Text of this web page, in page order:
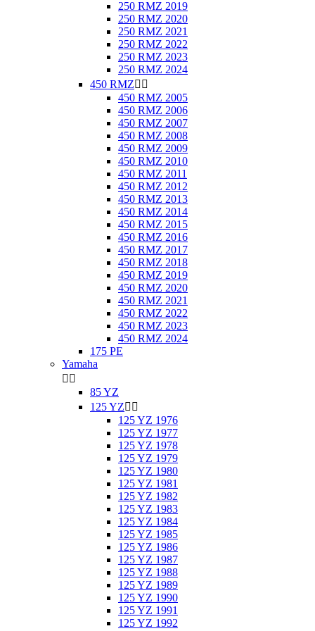
250 RMZ 2019
250 RMZ 2020
250 RMZ 2021
250 RMZ 2022
250 RMZ 2023
250 RMZ 2024
450 RMZ 
450 RMZ 2005
450 RMZ 2006
450 RMZ 2007
450 RMZ 2008
450 RMZ 2009
450 RMZ 2010
450 RMZ 2011
450 RMZ 2012
450 RMZ 2013
450 RMZ 2014
450 RMZ 2015
450 RMZ 2016
450 RMZ 2017
450 RMZ 2018
450 RMZ 2019
450 RMZ 2020
450 RMZ 2021
450 RMZ 2022
450 RMZ 2023
450 RMZ 2024
175 PE
Yamaha
 
85 YZ
125 YZ 
125 YZ 1976
125 YZ 1977
125 YZ 1978
125 YZ 1979
125 YZ 1980
125 YZ 1981
125 YZ 1982
125 YZ 1983
125 YZ 1984
125 YZ 1985
125 YZ 1986
125 YZ 1987
125 YZ 1988
125 YZ 1989
125 YZ 1990
125 YZ 1991
125 YZ 1992